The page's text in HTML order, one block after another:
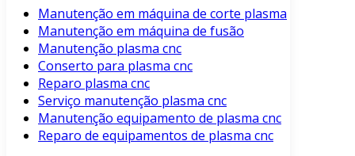
Manutenção em máquina de corte plasma
Manutenção em máquina de fusão
Manutenção plasma cnc
Conserto para plasma cnc
Reparo plasma cnc
Serviço manutenção plasma cnc
Manutenção equipamento de plasma cnc
Reparo de equipamentos de plasma cnc